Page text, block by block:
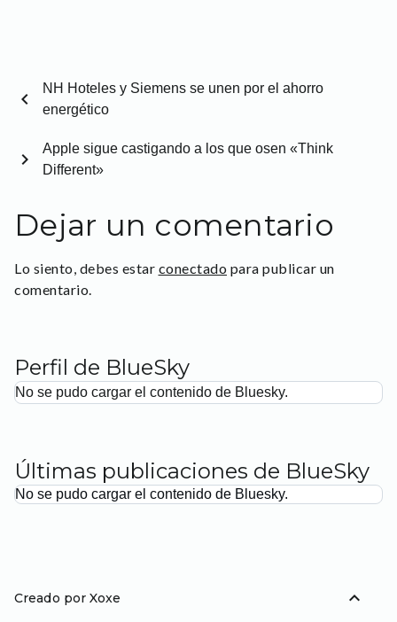
chevron_left
NH Hoteles y Siemens se unen por el ahorro
energético
Apple sigue castigando a los que osen «Think
Different»
chevron_right
Dejar un comentario
Lo siento, debes estar conectado para publicar un
comentario.
Perfil de BlueSky
No se pudo cargar el contenido de Bluesky.
Últimas publicaciones de BlueSky
No se pudo cargar el contenido de Bluesky.
Creado por Xoxe expand_less